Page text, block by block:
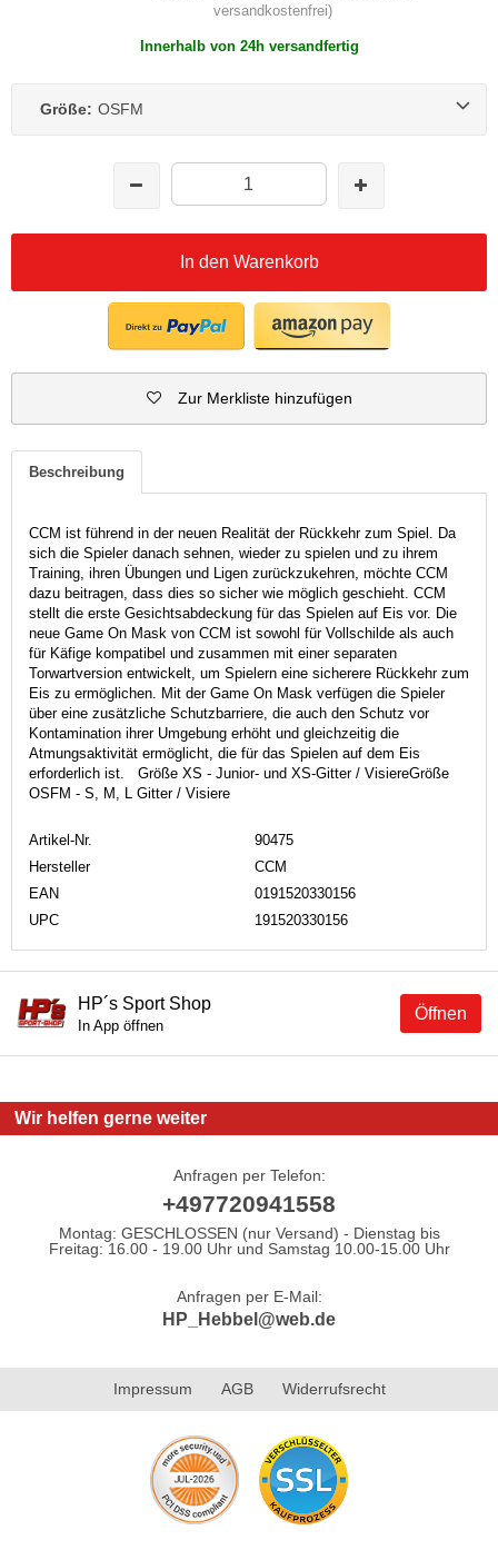
versandkostenfrei)
Innerhalb von 24h versandfertig
Größe: OSFM
In den Warenkorb
Zur Merkliste hinzufügen
Beschreibung
CCM ist führend in der neuen Realität der Rückkehr zum Spiel. Da
sich die Spieler danach sehnen, wieder zu spielen und zu ihrem
Training, ihren Übungen und Ligen zurückzukehren, möchte CCM
dazu beitragen, dass dies so sicher wie möglich geschieht. CCM
stellt die erste Gesichtsabdeckung für das Spielen auf Eis vor. Die
neue Game On Mask von CCM ist sowohl für Vollschilde als auch
für Käfige kompatibel und zusammen mit einer separaten
Torwartversion entwickelt, um Spielern eine sicherere Rückkehr zum
Eis zu ermöglichen. Mit der Game On Mask verfügen die Spieler
über eine zusätzliche Schutzbarriere, die auch den Schutz vor
Kontamination ihrer Umgebung erhöht und gleichzeitig die
Atmungsaktivität ermöglicht, die für das Spielen auf dem Eis
erforderlich ist. Größe XS - Junior- und XS-Gitter / VisiereGröße
OSFM - S, M, L Gitter / Visiere
Artikel-Nr.
90475
Hersteller
CCM
EAN
0191520330156
UPC
191520330156
Öffnen
HP´s Sport Shop
In App öffnen
Wir helfen gerne weiter
Anfragen per Telefon:
+497720941558
Montag: GESCHLOSSEN (nur Versand) - Dienstag bis
Freitag: 16.00 - 19.00 Uhr und Samstag 10.00-15.00 Uhr
Anfragen per E-Mail:
HP_Hebbel@web.de
Impressum AGB Widerrufsrecht